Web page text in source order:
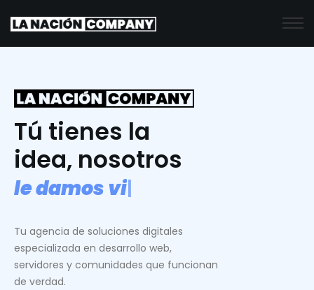
Tú tienes la
idea, nosotros
ledamosvid
Tu agencia de soluciones digitales
especializada en desarrollo web,
servidores y comunidades que funcionan
de verdad.